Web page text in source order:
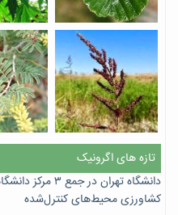
تازه های اگرونیک
دانشگاه تهران
کشاورزی محیط‌های کنترل‌شده